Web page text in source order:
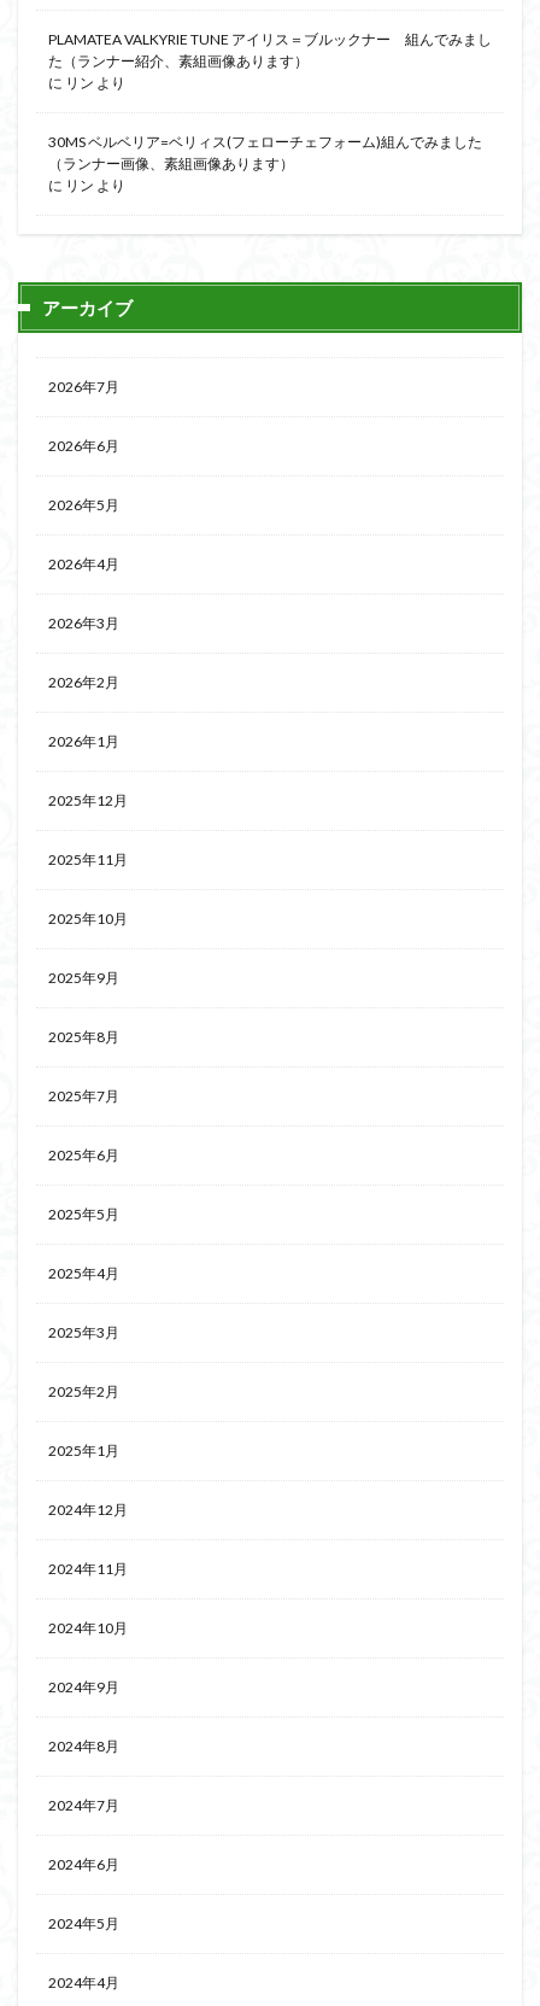
PLAMATEA VALKYRIE TUNE アイリス＝ブルックナー 組んでみまし
た（ランナー紹介、素組画像あります）
に リン より
30MS ベルベリア=ベリィス(フェローチェフォーム)組んでみました
（ランナー画像、素組画像あります）
に リン より
アーカイブ
2026年7月
2026年6月
2026年5月
2026年4月
2026年3月
2026年2月
2026年1月
2025年12月
2025年11月
2025年10月
2025年9月
2025年8月
2025年7月
2025年6月
2025年5月
2025年4月
2025年3月
2025年2月
2025年1月
2024年12月
2024年11月
2024年10月
2024年9月
2024年8月
2024年7月
2024年6月
2024年5月
2024年4月